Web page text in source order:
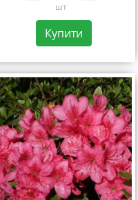
шт
Купити